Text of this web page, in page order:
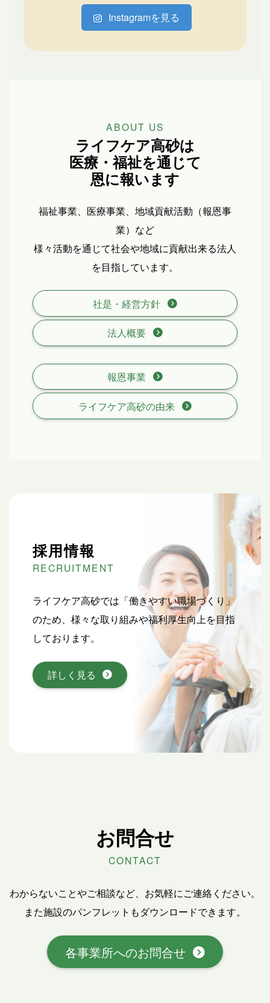
Instagramを見る
ABOUT US
ライフケア高砂は
医療・福祉を通じて
恩に報います
福祉事業、医療事業、地域貢献活動（報恩事
業）など
様々活動を通じて社会や地域に貢献出来る法人
を目指しています。
社是・経営方針
法人概要
報恩事業
ライフケア高砂の由来
採用情報
RECRUITMENT
ライフケア高砂では「働きやすい職場づくり」
のため、様々な取り組みや福利厚生向上を目指
しております。
詳しく見る
お問合せ
CONTACT
わからないことやご相談など、お気軽にご連絡ください。
また施設のパンフレットもダウンロードできます。
各事業所へのお問合せ